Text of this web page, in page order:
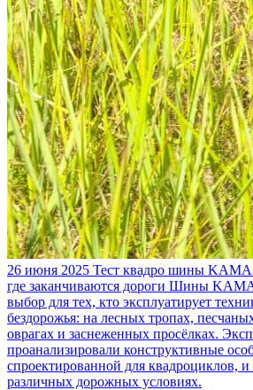
26 июня 2025 Тест квадро шины
где заканчиваются дороги Шины
выбор для тех, кто эксплуатирует
бездорожья: на лесных тропах,
оврагах и заснеженных просёлках.
проанализировали конструктивные
спроектированной для квадроциклов,
различных дорожных условиях.